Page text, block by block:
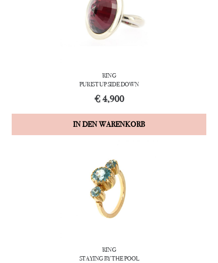
RING
PURIST UP SIDE DOWN
€4,900
IN DEN WARENKORB
RING
STAYING BY THE POOL